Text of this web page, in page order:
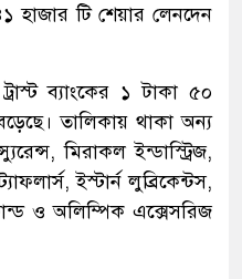
হাজার টি শেয়ার লেনদেন
ব্যাংকের ১ টাকা ৫০
তালিকায় থাকা অন্য
মিরাকল ইন্ডাস্ট্রিজ,
ইস্টার্ন লুব্রিকেন্টস,
ও অলিম্পিক এক্সেসরিজ